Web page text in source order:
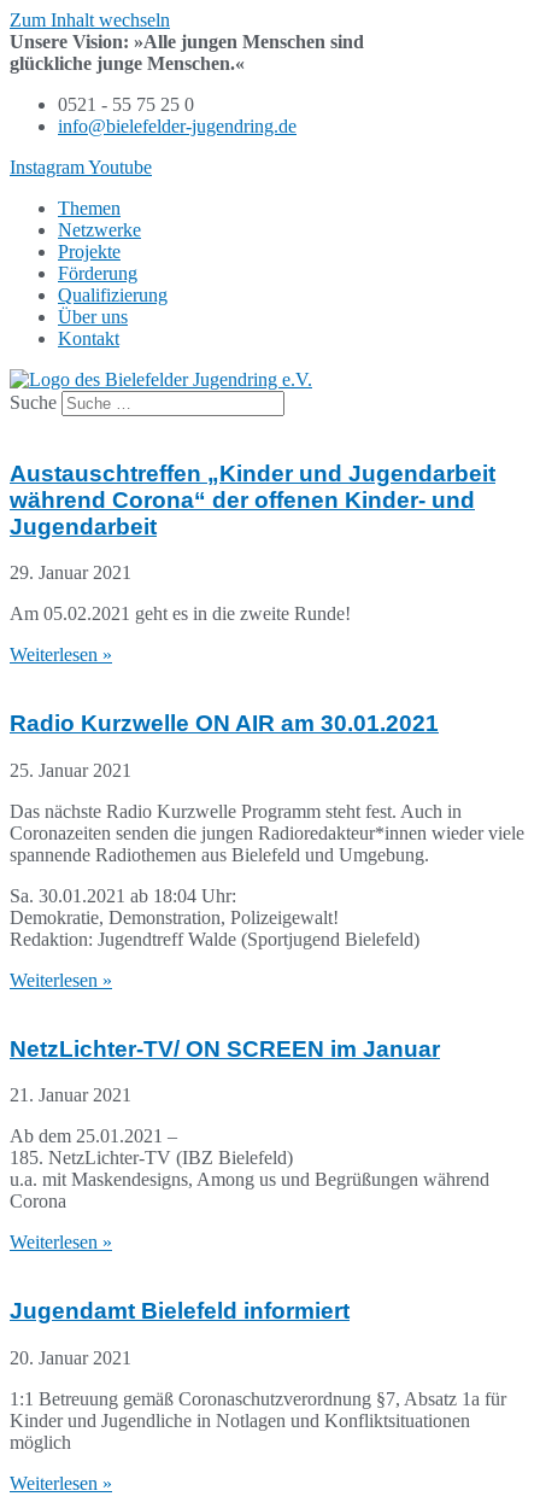
Zum Inhalt wechseln
Unsere Vision: »Alle jungen Menschen sind
glückliche junge Menschen.«
0521 - 55 75 25 0
info@bielefelder-jugendring.de
InstagramYoutube
Themen
Netzwerke
Projekte
Förderung
Qualifizierung
Über uns
Kontakt
Suche
Austauschtreffen „Kinder und Jugendarbeit
während Corona“ der offenen Kinder- und
Jugendarbeit
29. Januar 2021
Am 05.02.2021 geht es in die zweite Runde!
Weiterlesen »
Radio Kurzwelle ON AIR am 30.01.2021
25. Januar 2021
Das nächste Radio Kurzwelle Programm steht fest. Auch in
Coronazeiten senden die jungen Radioredakteur*innen wieder viele
spannende Radiothemen aus Bielefeld und Umgebung.
Sa. 30.01.2021 ab 18:04 Uhr:
Demokratie, Demonstration, Polizeigewalt!
Redaktion: Jugendtreff Walde (Sportjugend Bielefeld)
Weiterlesen »
NetzLichter-TV/ ON SCREEN im Januar
21. Januar 2021
Ab dem 25.01.2021 –
185. NetzLichter-TV (IBZ Bielefeld)
u.a. mit Maskendesigns, Among us und Begrüßungen während
Corona
Weiterlesen »
Jugendamt Bielefeld informiert
20. Januar 2021
1:1 Betreuung gemäß Coronaschutzverordnung §7, Absatz 1a für
Kinder und Jugendliche in Notlagen und Konfliktsituationen
möglich
Weiterlesen »